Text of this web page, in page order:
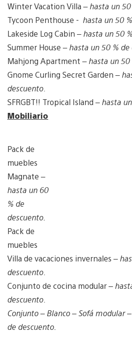
Winter Vacation Villa – hasta un
Tycoon Penthouse - hasta un 50
Lakeside Log Cabin – hasta un 50
Summer House – hasta un 50 %
Mahjong Apartment – hasta un
Gnome Curling Secret Garden –
descuento
SFRGBT!! Tropical Island – hasta
Mobiliario
Pack de
muebles
Magnate –
hasta un 60
% de
descuento.
Pack de
muebles
Villa de vacaciones invernales –
descuento
Conjunto de cocina modular –
descuento
Conjunto – Blanco – Sofá modular
de descuento.